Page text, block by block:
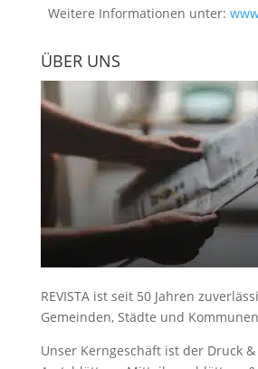
Weitere Informationen unter:
ÜBER UNS
REVISTA ist seit 50 Jahren
Gemeinden, Städte und
Unser Kerngeschäft ist der Druck